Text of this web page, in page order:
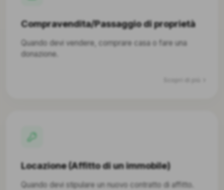
Compravendita/Passaggio di proprietà
Quando devi vendere, comprare casa o fare una
donazione.
Locazione (Affitto di un immobile)
Quando devi stipulare un nuovo contratto di affitto.